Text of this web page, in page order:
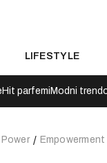
LIFESTYLE
Hit parfemi Modni
Power Empowerment